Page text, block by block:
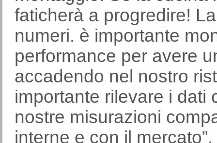
faticherà a progredire!
numeri. è importante
performance per avere
accadendo nel nostro
importante rilevare i dati
nostre misurazioni
interne e con il mercato”.